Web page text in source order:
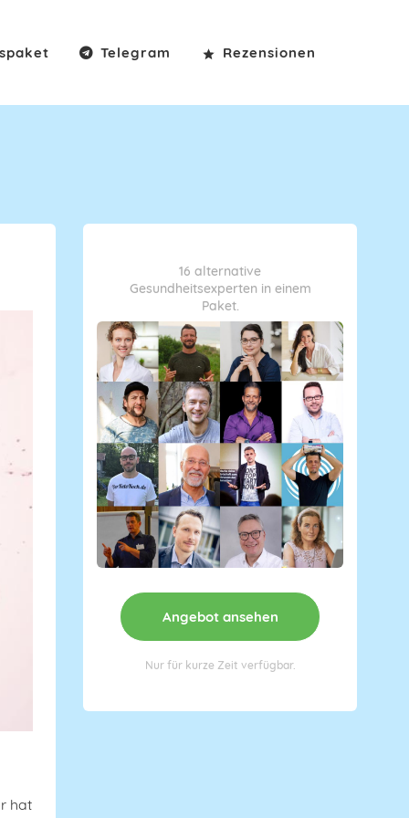
Telegram Rezensionen
hat
16 alternative
Gesundheitsexperten in einem
Paket.
Angebot ansehen
Nur für kurze Zeit verfügbar.